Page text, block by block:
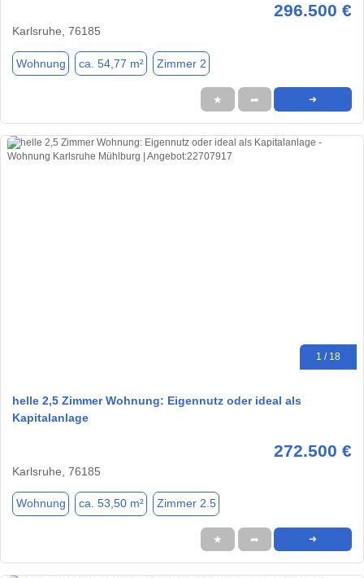
296.500 €
Karlsruhe, 76185
Wohnung ca. 54,77 m² Zimmer 2
★ ➦ ➜
1 / 18
helle 2,5 Zimmer Wohnung: Eigennutz oder ideal als
Kapitalanlage
272.500 €
Karlsruhe, 76185
Wohnung ca. 53,50 m² Zimmer 2.5
★ ➦ ➜